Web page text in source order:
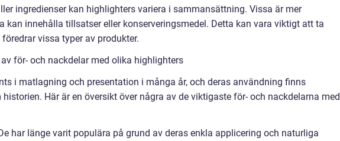
ingredienser kan highlighters variera i sammansättning. Vissa är mer
kan innehålla tillsatser eller konserveringsmedel. Detta kan vara viktigt att ta
vissa typer av produkter.
för- och nackdelar med olika highlighters
i matlagning och presentation i många år, och deras användning finns
Här är en översikt över några av de viktigaste för- och nackdelarna med
har länge varit populära på grund av deras enkla applicering och naturliga